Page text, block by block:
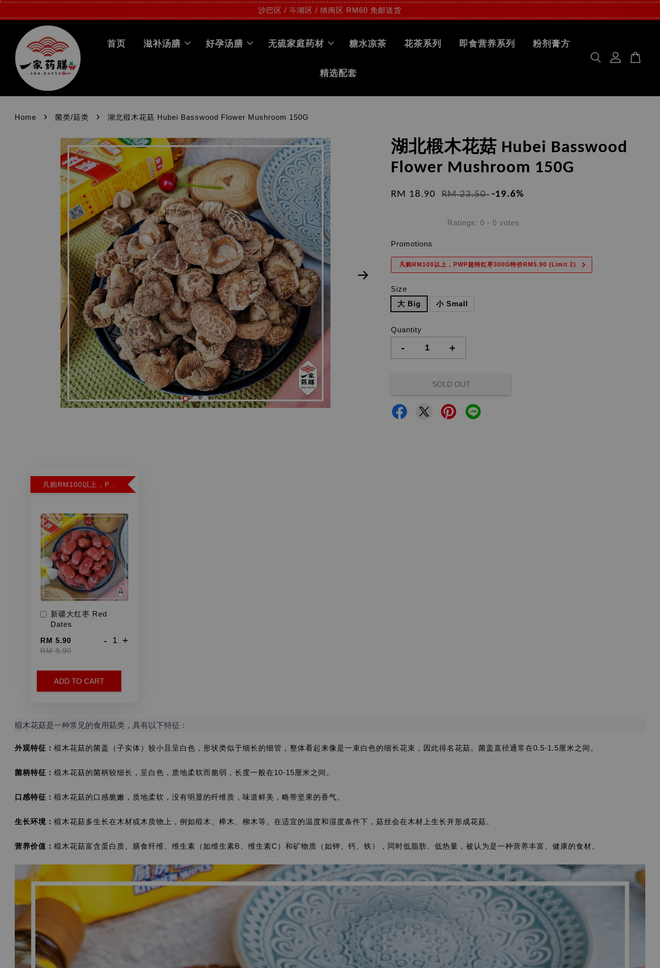
沙巴区 / 斗湖区 / 纳闽区 RM60 免邮送货
首页 滋补汤膳 好孕汤膳 无硫家庭药材 糖水凉茶 花茶系列 即食营养系列 粉剂膏方
精选配套
Home › 菌类/菇类 › 湖北椴木花菇 Hubei Basswood Flower Mushroom 150G
湖北椴木花菇 Hubei Basswood
Flower Mushroom 150G
RM 18.90 RM 23.50 -19.6%
Ratings:0 -0 votes
Promotions
凡购RM100以上，PWP超特红枣300G特价RM5.90 (Limit 2)
Size
大 Big
小 Small
Quantity
- +
SOLD OUT
新疆大红枣 Red
Dates
RM 5.90
RM 9.90
- +
ADD TO CART
椴木花菇是一种常见的食用菇类，具有以下特征：
外观特征： 椴木花菇的菌盖（子实体）较小且呈白色，形状类似于细长的细管，整体看起来像是一束白色的细长花束，因此得名花菇。菌盖直径通常在0.5-1.5厘米之间。
菌柄特征： 椴木花菇的菌柄较细长，呈白色，质地柔软而脆弱，长度一般在10-15厘米之间。
口感特征： 椴木花菇的口感脆嫩，质地柔软，没有明显的纤维质，味道鲜美，略带坚果的香气。
生长环境： 椴木花菇多生长在木材或木质物上，例如椴木、榉木、柳木等。在适宜的温度和湿度条件下，菇丝会在木材上生长并形成花菇。
营养价值： 椴木花菇富含蛋白质、膳食纤维、维生素（如维生素B、维生素C）和矿物质（如钾、钙、铁），同时低脂肪、低热量，被认为是一种营养丰富、健康的食材。